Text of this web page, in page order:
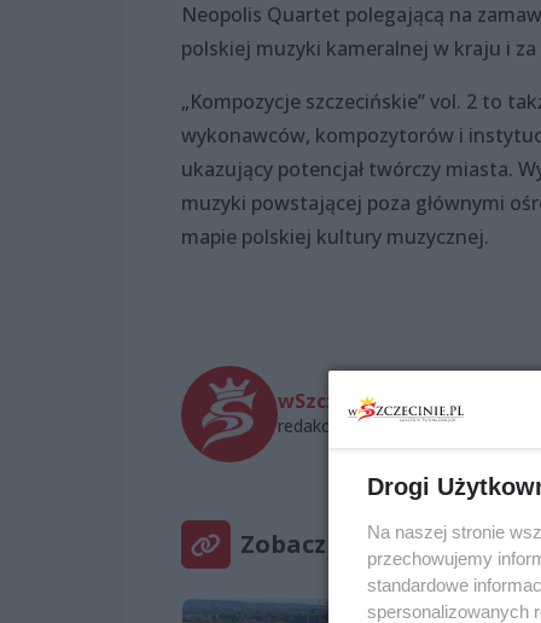
Neopolis Quartet polegającą na
polskiej muzyki kameralnej w kraju i za
„Kompozycje szczecińskie” vol. 2 to
wykonawców, kompozytorów i
ukazujący potencjał twórczy miasta.
muzyki powstającej poza głównymi
mapie polskiej kultury muzycznej.
wSzczecinie.pl
redakcja@wszczecinie.pl
Zobacz też
Drogi
Na naszej stronie
przechowujemy
standardowe
spersonalizowanych